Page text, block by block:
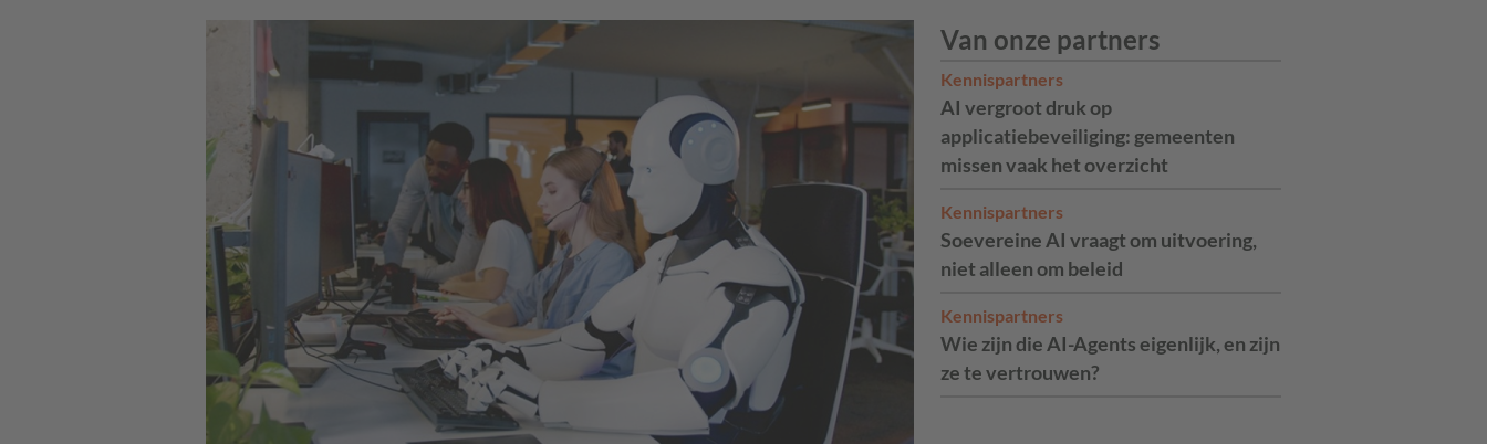
Van onze partners
Kennispartners
AI vergroot druk op
applicatiebeveiliging: gemeenten
missen vaak het overzicht
Kennispartners
Soevereine AI vraagt om uitvoering,
niet alleen om beleid
Kennispartners
Wie zijn die AI-Agents eigenlijk, en zijn
ze te vertrouwen?